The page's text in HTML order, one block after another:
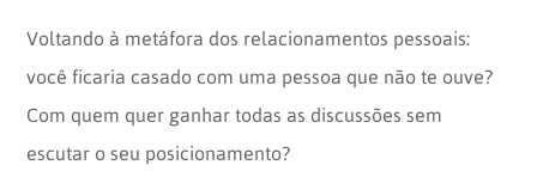
Voltando à metáfora dos relacionamentos pessoais:
você ficaria casado com uma pessoa que não te ouve?
Com quem quer ganhar todas as discussões sem
escutar o seu posicionamento?